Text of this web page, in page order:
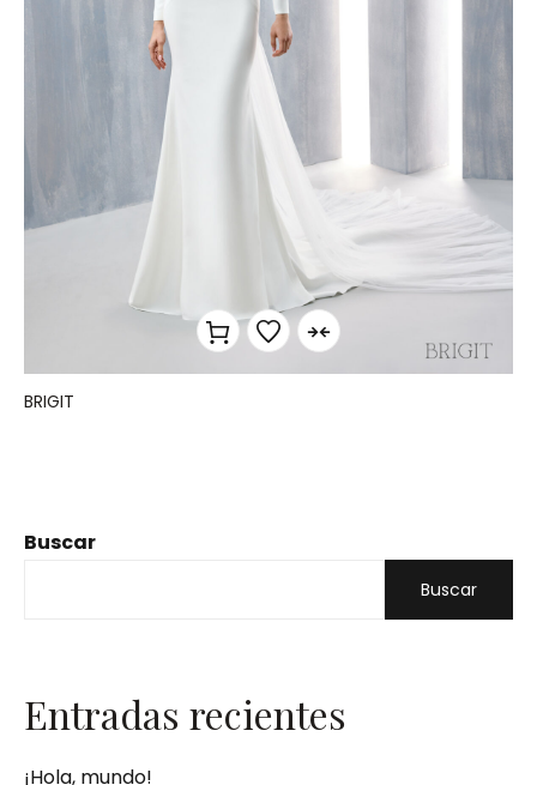
Buscar
Buscar
Entradas recientes
¡Hola, mundo!
BRIGIT